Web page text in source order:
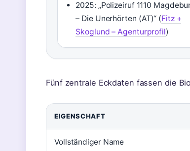
2025: „Polizeiruf 1110
– Die Unerhörten (AT)“ (Fitz +
Skoglund – Agenturprofil)
Fünf zentrale Eckdaten fassen die
EIGENSCHAFT
Vollständiger Name